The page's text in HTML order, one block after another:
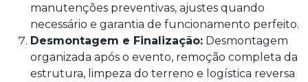
manutenções preventivas, ajustes quando
necessário e garantia de funcionamento perfeito.
Desmontagem e Finalização: Desmontagem
organizada após o evento, remoção completa da
estrutura, limpeza do terreno e logística reversa